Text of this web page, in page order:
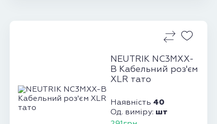
NEUTRIK NC3MXX-
B Кабельний роз'єм
XLR тато
Наявність 40
Од. виміру: шт